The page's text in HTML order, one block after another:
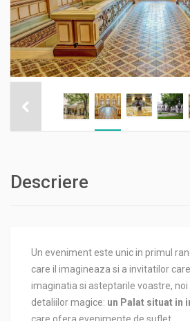
Descriere
Un eveniment este unic in primul
care il imagineaza si a invitatilor
imaginatia si asteptarile voastre, noi
detaliilor magice: un Palat situat in